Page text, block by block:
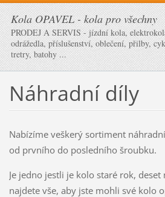
Kola OPAVEL - kola pro všechny
PRODEJ A SERVIS - jízdní kola,
odrážedla, příslušenství, oblečení, přilby,
tretry, batohy ...
Náhradní díly
Nabízíme veškerý sortiment
od prvního do posledního šroubku.
Je jedno jestli je kolo staré rok,
najdete vše, aby jste mohli své kolo